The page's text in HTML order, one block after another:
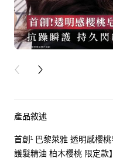
PREVIOUS CARD
NEXT CARD
產品敘述
首創¹ 巴黎萊雅 透明感櫻
護髮精油 柏木櫻桃 限定款